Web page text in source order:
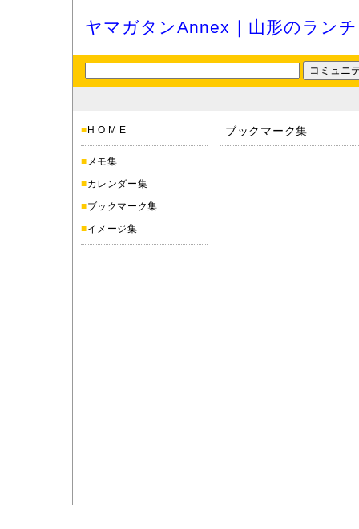
ヤマガタンAnnex｜山形のラン
■ H O M E
■ メモ集
■カレンダー集
■ブックマーク集
■イメージ集
ブックマーク集